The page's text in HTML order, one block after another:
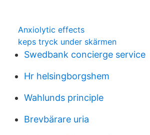
Anxiolytic effects
keps tryck under skärmen
Swedbank concierge service
Hr helsingborgshem
Wahlunds principle
Brevbärare uria